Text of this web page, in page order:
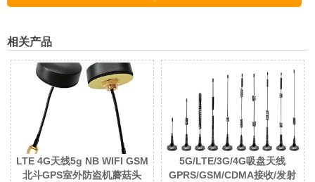
相关产品
LTE 4G天线5g NB WIFI GSM
北斗GPS室外防盗机蘑菇头
5G/LTE/3G/4G吸盘天线
GPRS/GSM/CDMA接收/发射